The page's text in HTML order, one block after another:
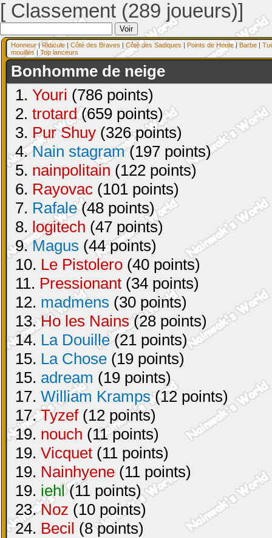
[ Classement (289 joueurs)]
Honneur|Ridicule | Côté des Braves | Côté des Sadiques | Points de Honte| Barbe |
mouillés| Top lanceurs
Bonhomme de neige
1. Youri (786 points)
2. trotard(659 points)
3. Pur Shuy (326 points)
4.Nain stagram(197 points)
5. nainpolitain (122 points)
6. Rayovac (101 points)
7. Rafale(48 points)
8. logitech (47 points)
9.Magus (44 points)
10. Le Pistolero (40 points)
11. Pressionant (34 points)
12. madmens (30 points)
13.Ho les Nains(28 points)
14. La Douille(21 points)
15. La Chose (19 points)
15. adream (19 points)
17. William Kramps(12 points)
17.Tyzef(12 points)
19. nouch (11 points)
19. Vicquet (11 points)
19. Nainhyene (11 points)
19. iehl(11 points)
23.Noz (10 points)
24. Becil (8 points)